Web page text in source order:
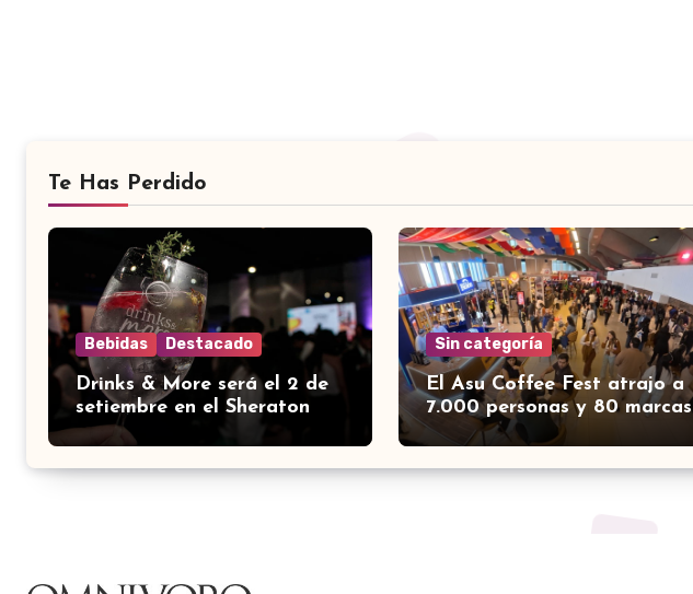
Te Has Perdido
Bebidas Destacado
Drinks & More será el 2 de
setiembre en el Sheraton
Sin categoría
El Asu Coffee Fest atrajo a
7.000 personas y 80 marcas